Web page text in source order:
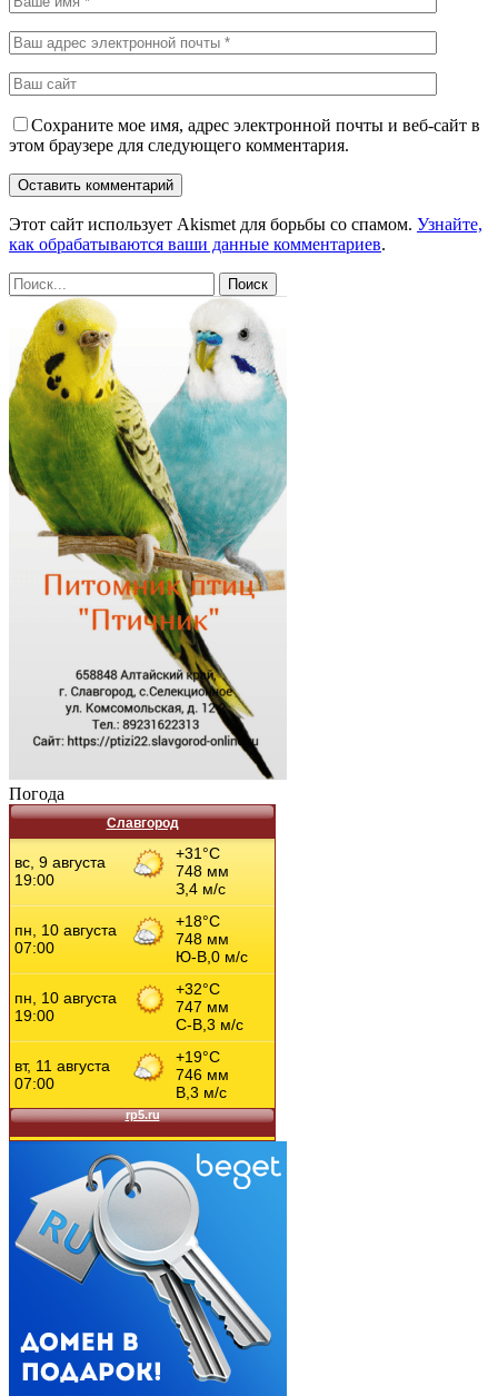
Сохраните мое имя, адрес электронной почты и веб-сайт в
этом браузере для следующего комментария.
Этот сайт использует Akismet для борьбы со спамом. Узнайте,
как обрабатываются ваши данные комментариев.
Погода
Славгород